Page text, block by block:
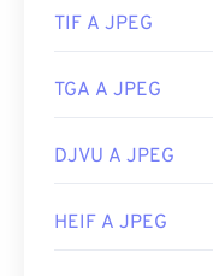
TIF A JPEG
TGA A JPEG
DJVU A JPEG
HEIF A JPEG